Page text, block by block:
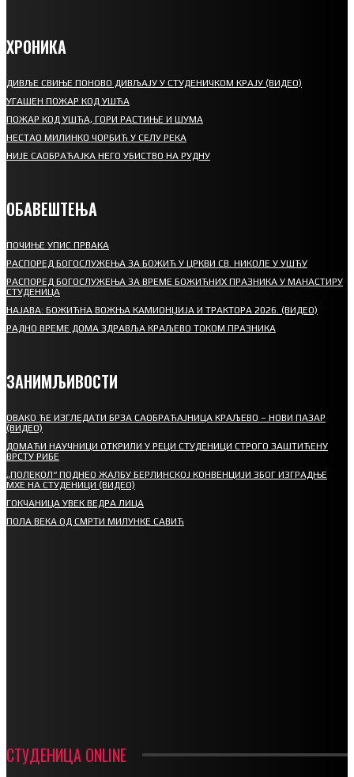
ХРОНИКА
ДИВЉЕ СВИЊЕ ПОНОВО ДИВЉАЈУ У СТУДЕНИЧКОМ КРАЈУ (ВИДЕО)
УГАШЕН ПОЖАР КОД УШЋА
ПОЖАР КОД УШЋА, ГОРИ РАСТИЊЕ И ШУМА
НЕСТАО МИЛИНКО ЧОРБИЋ У СЕЛУ РЕКА
НИЈЕ САОБРАЋАЈКА НЕГО УБИСТВО НА РУДНУ
ОБАВЕШТЕЊА
ПОЧИЊЕ УПИС ПРВАКА
РАСПОРЕД БОГОСЛУЖЕЊА ЗА БОЖИЋ У ЦРКВИ СВ. НИКОЛЕ У УШЋУ
РАСПОРЕД БОГОСЛУЖЕЊА ЗА ВРЕМЕ БОЖИЋНИХ ПРАЗНИКА У МАНАСТИРУ
СТУДЕНИЦА
НАЈАВА: БОЖИЋНА ВОЖЊА КАМИОНЏИЈА И ТРАКТОРА 2026. (ВИДЕО)
РАДНО ВРЕМЕ ДОМА ЗДРАВЉА КРАЉЕВО ТОКОМ ПРАЗНИКА
ЗАНИМЉИВОСТИ
ОВАКО ЋЕ ИЗГЛЕДАТИ БРЗА САОБРАЋАЈНИЦА КРАЉЕВО – НОВИ ПАЗАР
(ВИДЕО)
ДОМАЋИ НАУЧНИЦИ ОТКРИЛИ У РЕЦИ СТУДЕНИЦИ СТРОГО ЗАШТИЋЕНУ
ВРСТУ РИБЕ
„ПОЛЕКОЛ“ ПОДНЕО ЖАЛБУ БЕРЛИНСКОЈ КОНВЕНЦИЈИ ЗБОГ ИЗГРАДЊЕ
МХЕ НА СТУДЕНИЦИ (ВИДЕО)
ГОКЧАНИЦА УВЕК ВЕДРА ЛИЦА
ПОЛА ВЕКА ОД СМРТИ МИЛУНКЕ САВИЋ
СТУДЕНИЦА ONLINE